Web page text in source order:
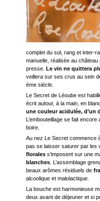
complet du sol, rang et inter-
manuelle, réalisée au
presse. Le vin ne quittera
veillera sur ses crus au sein
ème siècle.
Le Secret de Léoube est
écrit autour, à la main, en
une couleur acidulée, d’un
L’embouteillage se fait
boire.
Au nez Le Secret commence
pas se laisser saturer par les
floraless’imposent sur une
blanches. L’assemblage
beaux arômes résiduels de
alcoolique et malolactique.
La bouche est harmonieuse
deux avant de déjeuner et si